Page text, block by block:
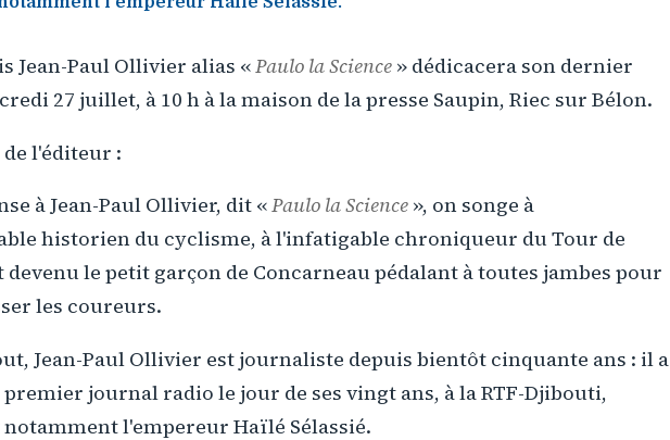
Jean-Paul Ollivier alias «Paulo la Science » dédicacera son dernier
27 juillet, à 10 h à la maison de la presse Saupin, Riec sur Bélon.
l'éditeur :
à Jean-Paul Ollivier, dit «Paulo la Science », on songe à
historien du cyclisme, à l'infatigable chroniqueur du Tour de
devenu le petit garçon de Concarneau pédalant à toutes jambes pour
les coureurs.
Jean-Paul Ollivier est journaliste depuis bientôt cinquante ans : il a
journal radio le jour de ses vingt ans, à la RTF-Djibouti,
l'empereur Haïlé Sélassié.